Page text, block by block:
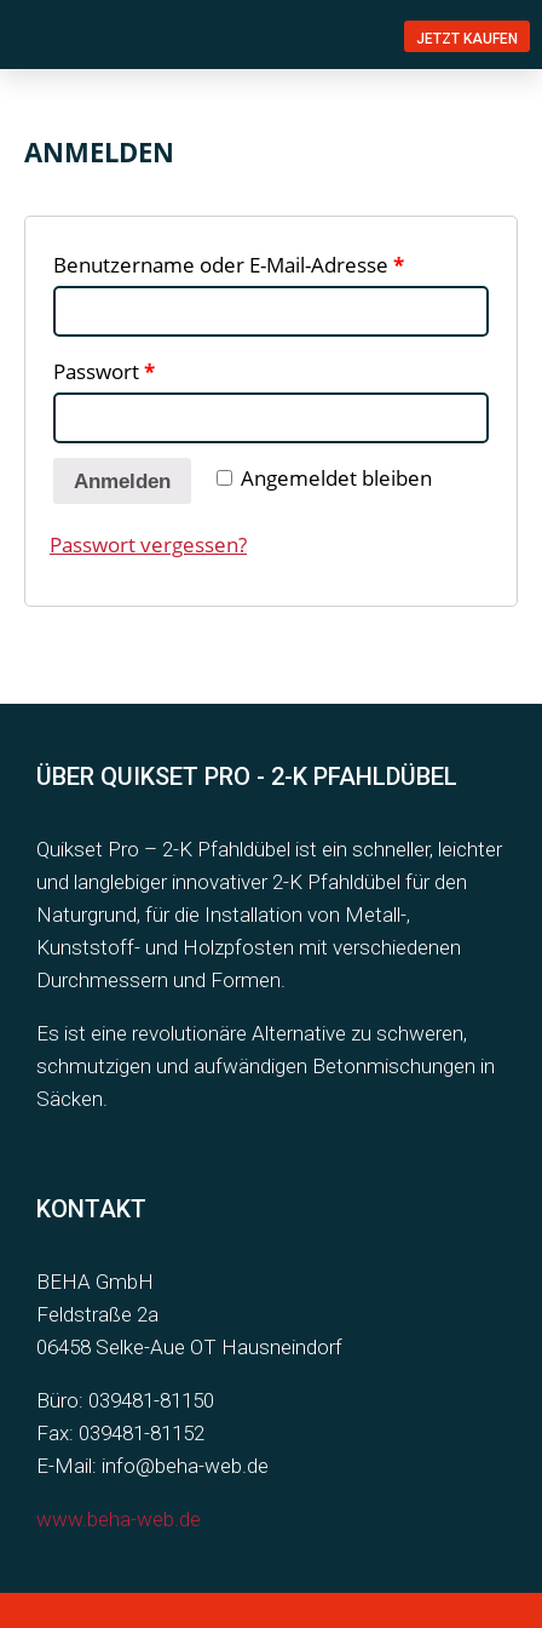
JETZT KAUFEN
ANMELDEN
Benutzername oder E-Mail-Adresse *
Passwort*
Angemeldet bleiben
Anmelden
Passwort vergessen?
ÜBER QUIKSET PRO - 2-K PFAHLDÜBEL
Quikset Pro – 2-K Pfahldübel ist ein schneller, leichter
und lang­lebiger innovativer 2-K Pfahldübel für den
Naturgrund, für die Installation von Metall-,
Kunststoff- und Holz­pfosten mit verschiedenen
Durch­messern und Formen.
Es ist eine revo­lut­io­näre Alter­na­tive zu schweren,
schmutzigen und auf­wändigen Beton­mischungen in
Säcken.
KONTAKT
BEHA GmbH
Feldstraße 2a
06458 Selke-Aue OT Hausneindorf
Büro: 039481-81150
Fax: 039481-81152
E-Mail: info@beha-web.de
www.beha-web.de